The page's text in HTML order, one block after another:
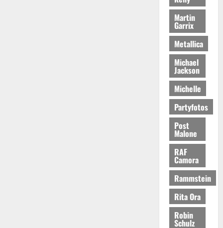
Martin
Garrix
Metallica
Michael
Jackson
Michelle
Partyfotos
Post
Malone
RAF
Camora
Rammstein
Rita Ora
Robin
Schulz